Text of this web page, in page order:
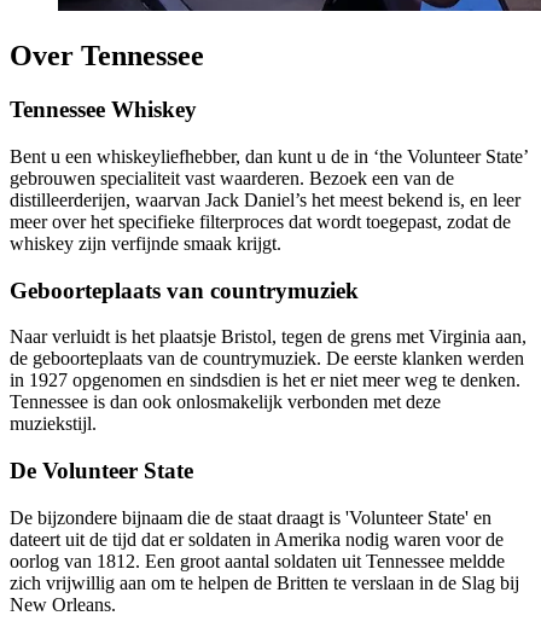
Over Tennessee
Tennessee Whiskey
Bent u een whiskeyliefhebber, dan kunt u de in ‘the Volunteer State’
gebrouwen specialiteit vast waarderen. Bezoek een van de
distilleerderijen, waarvan Jack Daniel’s het meest bekend is, en leer
meer over het specifieke filterproces dat wordt toegepast, zodat de
whiskey zijn verfijnde smaak krijgt.
Geboorteplaats van countrymuziek
Naar verluidt is het plaatsje Bristol, tegen de grens met Virginia aan,
de geboorteplaats van de countrymuziek. De eerste klanken werden
in 1927 opgenomen en sindsdien is het er niet meer weg te denken.
Tennessee is dan ook onlosmakelijk verbonden met deze
muziekstijl.
De Volunteer State
De bijzondere bijnaam die de staat draagt is 'Volunteer State' en
dateert uit de tijd dat er soldaten in Amerika nodig waren voor de
oorlog van 1812. Een groot aantal soldaten uit Tennessee meldde
zich vrijwillig aan om te helpen de Britten te verslaan in de Slag bij
New Orleans.